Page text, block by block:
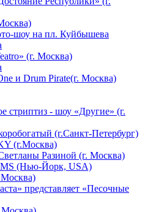
шоу на пл. Куйбышева
(г. Москва)
и Drum Pirate(г. Москва)
стриптиз - шоу «Другие» (г.
(г.Санкт-Петербург)
(г.Москва)
Разиной (г. Москва)
(Нью-Йорк, USA)
представляет «Песочные